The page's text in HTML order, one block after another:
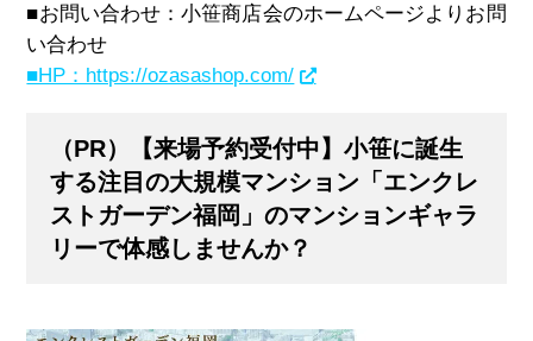
■お問い合わせ：小笹商店会のホームページよりお問
い合わせ
■HP：https://ozasashop.com/
（PR）【来場予約受付中】小笹に誕生
する注目の大規模マンション「エンクレ
ストガーデン福岡」のマンションギャラ
リーで体感しませんか？